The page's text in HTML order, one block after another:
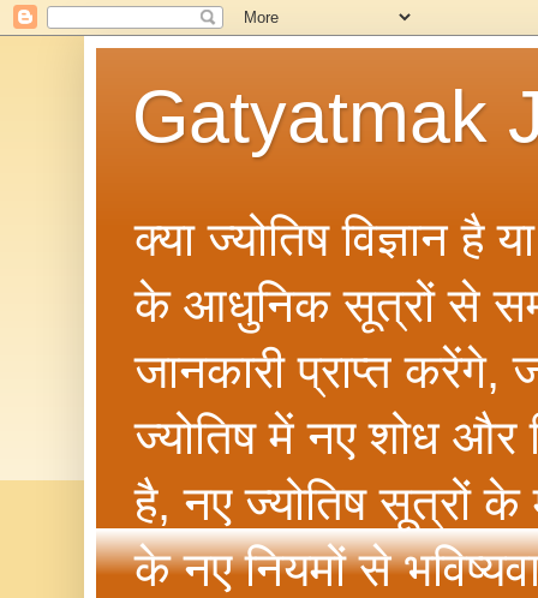
Gatyatmak
क्या ज्योतिष विज्ञान
के आधुनिक सूत्रों से
जानकारी प्राप्त करेंगे,
ज्योतिष में नए शोध और
है, नए ज्योतिष सूत्रों
के नए नियमों से